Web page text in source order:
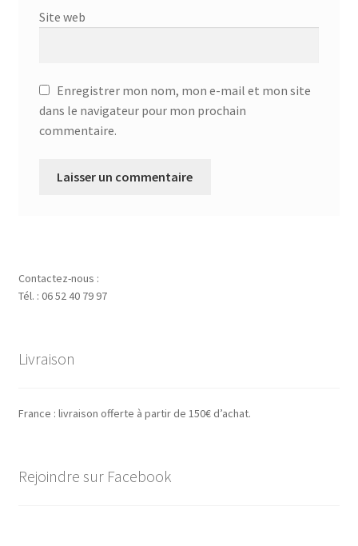
Site web
Enregistrer mon nom, mon e-mail et mon site
dans le navigateur pour mon prochain
commentaire.
Contactez-nous :
Tél. : 06 52 40 79 97
Livraison
France : livraison offerte à partir de 150€ d’achat.
Rejoindre sur Facebook